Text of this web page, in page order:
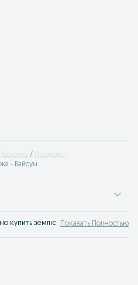
Продажа
Продажа -
- Байсун
купить землю под строительство
Показать Полностью